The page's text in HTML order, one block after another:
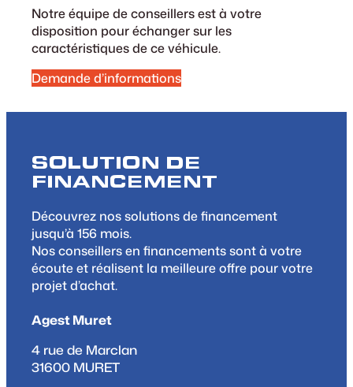
Notre équipe de conseillers est à votre
disposition pour échanger sur les
caractéristiques de ce véhicule.
Demande d’informations
SOLUTION DE
FINANCEMENT
Découvrez nos solutions de financement
jusqu’à 156 mois.
Nos conseillers en financements sont à votre
écoute et réalisent la meilleure offre pour votre
projet d’achat.
Agest Muret
4 rue de Marclan
31600 MURET